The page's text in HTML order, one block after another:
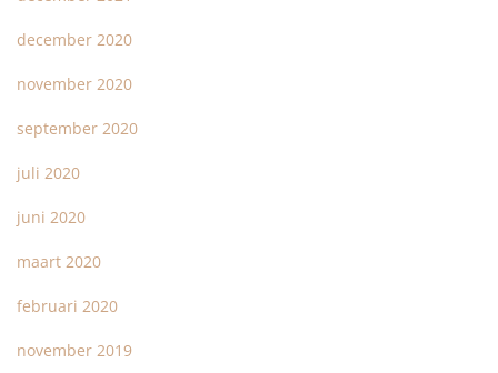
december 2020
november 2020
september 2020
juli 2020
juni 2020
maart 2020
februari 2020
november 2019